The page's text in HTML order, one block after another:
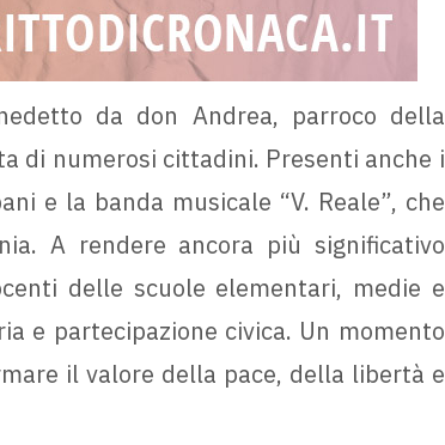
da don Andrea, parroco della
di numerosi cittadini. Presenti anche i
e la banda musicale “V. Reale”, che
A rendere ancora più significativo
delle scuole elementari, medie e
e partecipazione civica. Un momento
il valore della pace, della libertà e